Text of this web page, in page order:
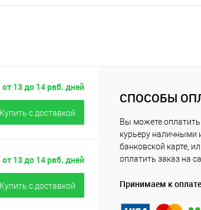
от 13 до 14 раб. дней
Купить c доставкой
от 13 до 14 раб. дней
Купить c доставкой
СПОСОБЫ
Вы можете оплатить
курьеру наличными
банковской карте,
оплатить заказ на
Принимаем к оплате